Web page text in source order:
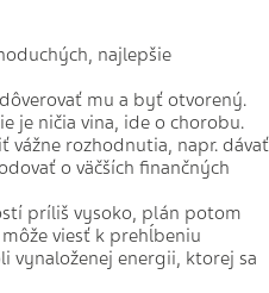
najlepšie
mu a byť otvorený.
je ničia vina, ide o chorobu.
vážne rozhodnutia, napr. dávať
o väčších finančných
príliš vysoko, plán potom
viesť k prehĺbeniu
vynaloženej energii, ktorej sa